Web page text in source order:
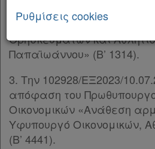
Χρήσιμα
Assistant
Νομολογία
Kodiko
Forum
Θρησκευμάτων και
αρμοδιοτήτων στον
Θρησκευμάτων και
Παπαϊωάννου» (Β’ 1314).
3. Την 102928/ΕΞ2023/
απόφαση του
Οικονομικών «Ανάθεση
Υφυπουργό Οικονομικών,
(Β’ 4441).
Ρυθμίσεις cookies